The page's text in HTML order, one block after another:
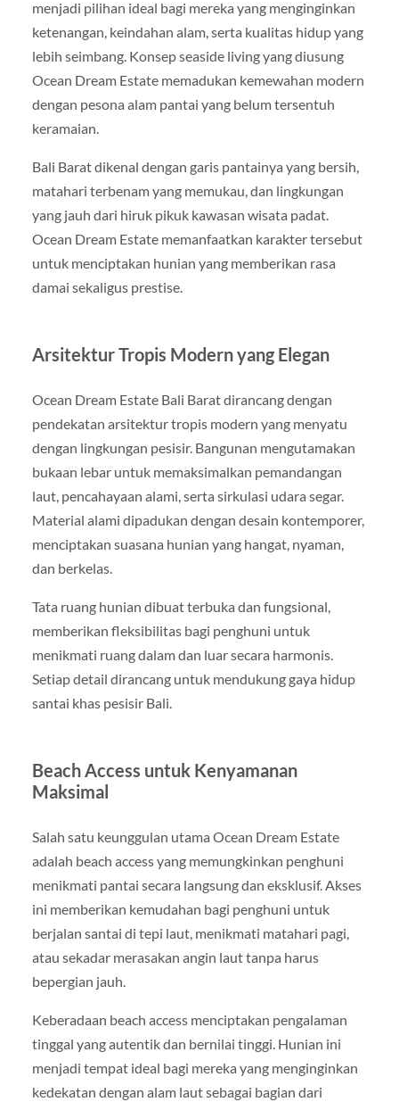
menjadi pilihan ideal bagi mereka yang menginginkan
ketenangan, keindahan alam, serta kualitas hidup yang
lebih seimbang. Konsep seaside living yang diusung
Ocean Dream Estate memadukan kemewahan modern
dengan pesona alam pantai yang belum tersentuh
keramaian.
Bali Barat dikenal dengan garis pantainya yang bersih,
matahari terbenam yang memukau, dan lingkungan
yang jauh dari hiruk pikuk kawasan wisata padat.
Ocean Dream Estate memanfaatkan karakter tersebut
untuk menciptakan hunian yang memberikan rasa
damai sekaligus prestise.
Arsitektur Tropis Modern yang Elegan
Ocean Dream Estate Bali Barat dirancang dengan
pendekatan arsitektur tropis modern yang menyatu
dengan lingkungan pesisir. Bangunan mengutamakan
bukaan lebar untuk memaksimalkan pemandangan
laut, pencahayaan alami, serta sirkulasi udara segar.
Material alami dipadukan dengan desain kontemporer,
menciptakan suasana hunian yang hangat, nyaman,
dan berkelas.
Tata ruang hunian dibuat terbuka dan fungsional,
memberikan fleksibilitas bagi penghuni untuk
menikmati ruang dalam dan luar secara harmonis.
Setiap detail dirancang untuk mendukung gaya hidup
santai khas pesisir Bali.
Beach Access untuk Kenyamanan
Maksimal
Salah satu keunggulan utama Ocean Dream Estate
adalah beach access yang memungkinkan penghuni
menikmati pantai secara langsung dan eksklusif. Akses
ini memberikan kemudahan bagi penghuni untuk
berjalan santai di tepi laut, menikmati matahari pagi,
atau sekadar merasakan angin laut tanpa harus
bepergian jauh.
Keberadaan beach access menciptakan pengalaman
tinggal yang autentik dan bernilai tinggi. Hunian ini
menjadi tempat ideal bagi mereka yang menginginkan
kedekatan dengan alam laut sebagai bagian dari